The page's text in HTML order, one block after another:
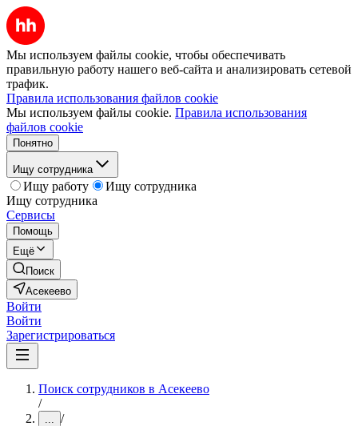
Мы используем файлы cookie, чтобы обеспечивать
правильную работу нашего веб-сайта и анализировать сетевой
трафик.
Правила использования файлов cookie
Мы используем файлы cookie. Правила использования
файлов cookie
Понятно
Ищу сотрудника
Ищу работу
Ищу сотрудника
Ищу сотрудника
Сервисы
Помощь
Ещё
Поиск
Асекеево
Войти
Войти
Зарегистрироваться
Поиск сотрудников в Асекеево
/
... /